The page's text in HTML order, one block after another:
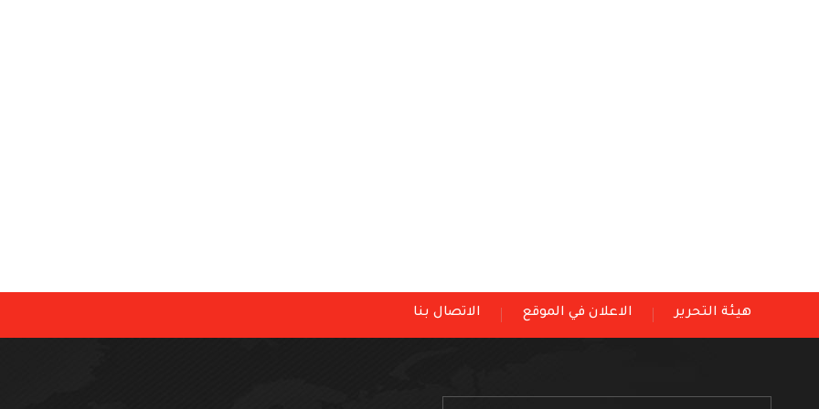
هيئة التحرير الاعلان في الموقع الاتصال بنا